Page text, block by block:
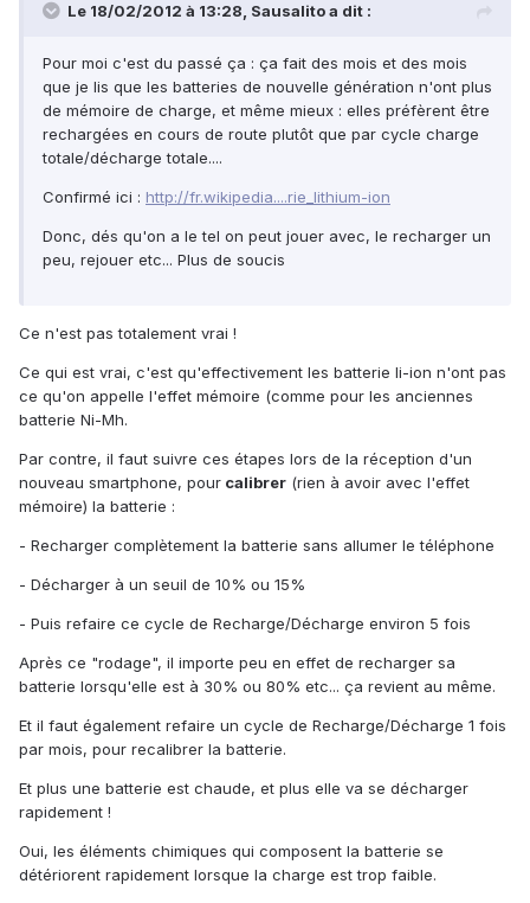
Le 18/02/2012 à 13:28, Sausalito a dit :
Pour moi c'est du passé ça : ça fait des mois et des mois
que je lis que les batteries de nouvelle génération n'ont plus
de mémoire de charge, et même mieux : elles préfèrent être
rechargées en cours de route plutôt que par cycle charge
totale/décharge totale....
Confirmé ici : http://fr.wikipedia....rie_lithium-ion
Donc, dés qu'on a le tel on peut jouer avec, le recharger un
peu, rejouer etc... Plus de soucis
Ce n'est pas totalement vrai !
Ce qui est vrai, c'est qu'effectivement les batterie li-ion n'ont pas
ce qu'on appelle l'effet mémoire (comme pour les anciennes
batterie Ni-Mh.
Par contre, il faut suivre ces étapes lors de la réception d'un
nouveau smartphone, pour calibrer (rien à avoir avec l'effet
mémoire) la batterie :
- Recharger complètement la batterie sans allumer le téléphone
- Décharger à un seuil de 10% ou 15%
- Puis refaire ce cycle de Recharge/Décharge environ 5 fois
Après ce "rodage", il importe peu en effet de recharger sa
batterie lorsqu'elle est à 30% ou 80% etc... ça revient au même.
Et il faut également refaire un cycle de Recharge/Décharge 1 fois
par mois, pour recalibrer la batterie.
Et plus une batterie est chaude, et plus elle va se décharger
rapidement !
Oui, les éléments chimiques qui composent la batterie se
détériorent rapidement lorsque la charge est trop faible.